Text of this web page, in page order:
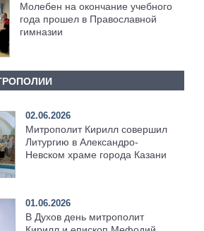
Молебен на окончание учебного
года прошел в Православной
гимназии
02.06.2026
Митрополит Кирилл совершил
Литургию в Александро-
Невском храме города Казани
01.06.2026
В Духов день митрополит